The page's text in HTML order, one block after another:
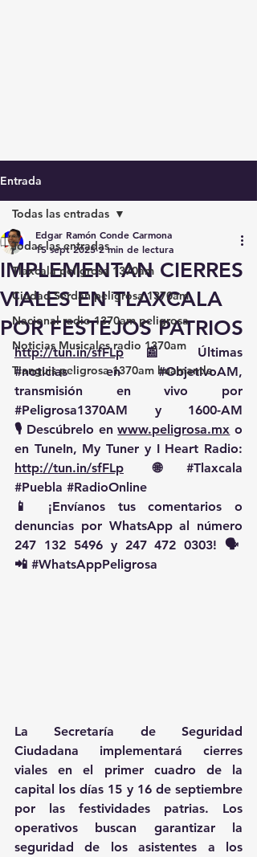
Entrada
Todas las entradas
Tlaxcala peligrosa 1370am
Ciudad Serdán peligrosa 1370am
Nacional radio 1370am peligrosa
Noticias Musicales radio 1370am
Tianguis peligrosa 1370am huamantla
Todas las entradas
IMPLEMENTAN CIERRES
VIALES EN TLAXCALA
POR FESTEJOS PATRIOS
Edgar Ramón Conde Carmona
15 sept 2025 2 min de lectura
http://tun.in/sfFLp
#noticias en #ObjetivoAM,
#Peligrosa1370AM y 1600-AM
🎙️ Descúbrelo en www.peligrosa.mx o
http://tun.in/sfFLp 🌐 #Tlaxcala
#Puebla #RadioOnline
📱 ¡Envíanos tus comentarios o
denuncias por WhatsApp al número
247 132 5496 y 247 472 0303! 🗣️
📲 #WhatsAppPeligrosa
La Secretaría de Seguridad
Ciudadana implementará cierres
viales en el primer cuadro de la
capital los días 15 y 16 de septiembre
por las festividades patrias. Los
operativos buscan garantizar la
seguridad de los asistentes a los